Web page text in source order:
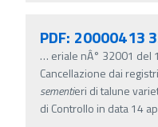
PDF: 20000413
… eriale nÂ° 32001 del
Cancellazione dai
sementieri di talune
di Controllo in data 14